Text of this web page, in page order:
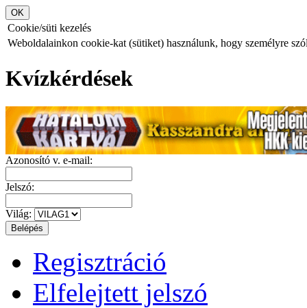
Cookie/süti kezelés
Weboldalainkon cookie-kat (sütiket) használunk, hogy személyre
Kvízkérdések
Azonosító v. e-mail:
Jelszó:
Világ:
Regisztráció
Elfelejtett jelszó